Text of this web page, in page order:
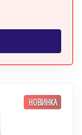
НОВИНКА